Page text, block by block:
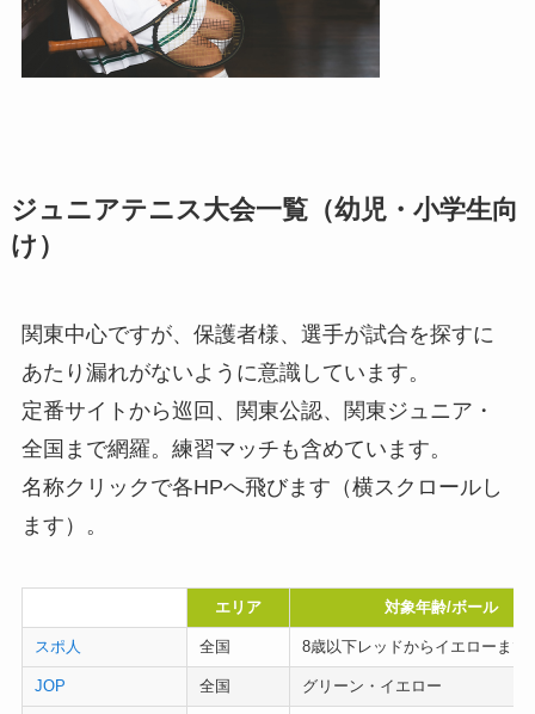
ジュニアテニス大会一覧（幼児・小学生向
け）
関東中心ですが、保護者様、選手が試合を探すに
あたり漏れがないように意識しています。
定番サイトから巡回、関東公認、関東ジュニア・
全国まで網羅。練習マッチも含めています。
名称クリックで各HPへ飛びます（横スクロールし
ます）。
エリア 対象年齢/ボール
スポ人 全国 8歳以下レッドからイエローまで
JOP 全国 グリーン・イエロー